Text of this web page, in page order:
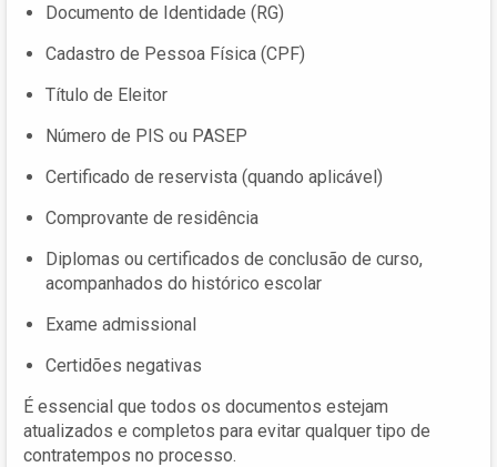
Documento de Identidade (RG)
Cadastro de Pessoa Física (CPF)
Título de Eleitor
Número de PIS ou PASEP
Certificado de reservista (quando aplicável)
Comprovante de residência
Diplomas ou certificados de conclusão de curso,
acompanhados do histórico escolar
Exame admissional
Certidões negativas
É essencial que todos os documentos estejam
atualizados e completos para evitar qualquer tipo de
contratempos no processo.